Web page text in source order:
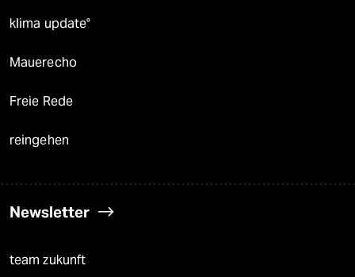
klima update°
Mauerecho
Freie Rede
reingehen
Newsletter
team zukunft